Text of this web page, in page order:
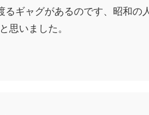
ギャグがあるのです、昭和の
思いました。